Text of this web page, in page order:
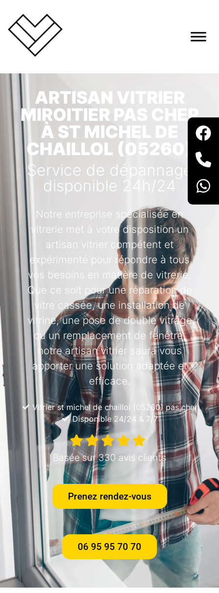
ARTISAN VITRIER
MIROITIER PAS CHER
À ST MICHEL DE
CHAILLOL (05260)
Service de dépannage
disponible 24h/24
Notre entreprise spécialisée en
vitrerie met à votre disposition un
artisan vitrier compétent et
expérimenté pour répondre à tous
vos besoins en matière de vitrerie.
Que ce soit pour une réparation de
vitre cassée, une installation de
vitrine, une pose de double vitrage
ou un remplacement de fenêtre,
notre artisan vitrier saura vous
apporter une solution adaptée et
efficace.
Vitrier st michel de chaillol (05260) pas cher
Disponible 24/24 & 7/7
Basée sur 330 avis clients
Prenez rendez-vous
06 95 95 70 70